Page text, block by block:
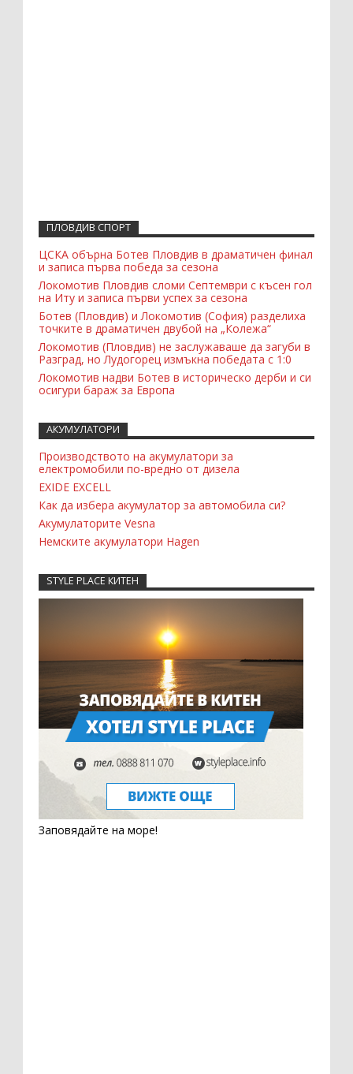
ПЛОВДИВ СПОРТ
ЦСКА обърна Ботев Пловдив в драматичен финал
и записа първа победа за сезона
Локомотив Пловдив сломи Септември с късен гол
на Иту и записа първи успех за сезона
Ботев (Пловдив) и Локомотив (София) разделиха
точките в драматичен двубой на „Колежа“
Локомотив (Пловдив) не заслужаваше да загуби в
Разград, но Лудогорец измъкна победата с 1:0
Локомотив надви Ботев в историческо дерби и си
осигури бараж за Европа
АКУМУЛАТОРИ
Производството на акумулатори за
електромобили по-вредно от дизела
EXIDE EXCELL
Как да избера акумулатор за автомобила си?
Акумулаторите Vesna
Немските акумулатори Hagen
STYLE PLACE КИТЕН
Заповядайте на море!